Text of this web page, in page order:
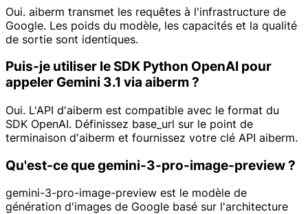
Oui. aiberm transmet les requêtes à l'infrastructure de
Google. Les poids du modèle, les capacités et la qualité
de sortie sont identiques.
Puis-je utiliser le SDK Python OpenAI pour
appeler Gemini 3.1 via aiberm ?
Oui. L'API d'aiberm est compatible avec le format du
SDK OpenAI. Définissez base_url sur le point de
terminaison d'aiberm et fournissez votre clé API aiberm.
Qu'est-ce que gemini-3-pro-image-preview ?
gemini-3-pro-image-preview est le modèle de
génération d'images de Google basé sur l'architecture